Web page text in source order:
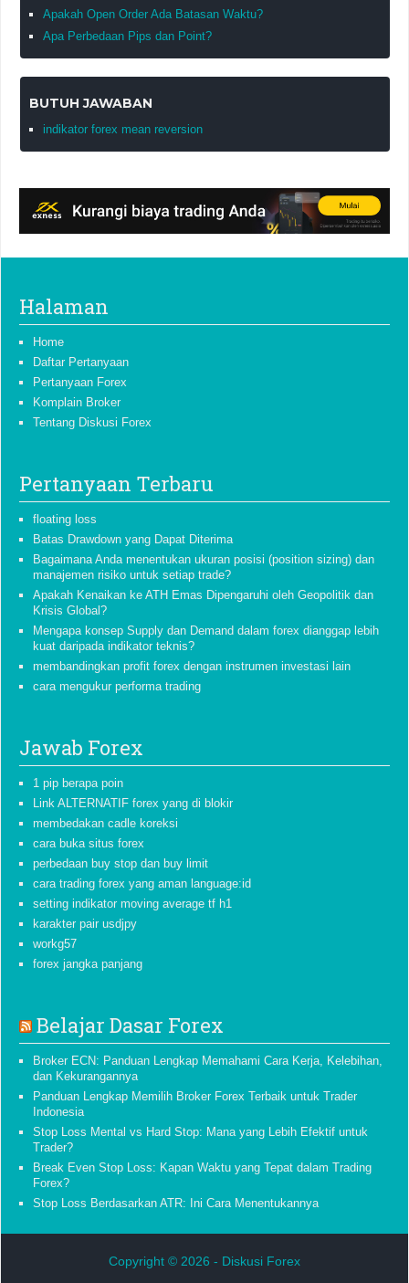
Apakah Open Order Ada Batasan Waktu?
Apa Perbedaan Pips dan Point?
BUTUH JAWABAN
indikator forex mean reversion
Halaman
Home
Daftar Pertanyaan
Pertanyaan Forex
Komplain Broker
Tentang Diskusi Forex
Pertanyaan Terbaru
floating loss
Batas Drawdown yang Dapat Diterima
Bagaimana Anda menentukan ukuran posisi (position sizing) dan
manajemen risiko untuk setiap trade?
Apakah Kenaikan ke ATH Emas Dipengaruhi oleh Geopolitik dan
Krisis Global?
Mengapa konsep Supply dan Demand dalam forex dianggap lebih
kuat daripada indikator teknis?
membandingkan profit forex dengan instrumen investasi lain
cara mengukur performa trading
Jawab Forex
1 pip berapa poin
Link ALTERNATIF forex yang di blokir
membedakan cadle koreksi
cara buka situs forex
perbedaan buy stop dan buy limit
cara trading forex yang aman language:id
setting indikator moving average tf h1
karakter pair usdjpy
workg57
forex jangka panjang
Belajar Dasar Forex
Broker ECN: Panduan Lengkap Memahami Cara Kerja, Kelebihan,
dan Kekurangannya
Panduan Lengkap Memilih Broker Forex Terbaik untuk Trader
Indonesia
Stop Loss Mental vs Hard Stop: Mana yang Lebih Efektif untuk
Trader?
Break Even Stop Loss: Kapan Waktu yang Tepat dalam Trading
Forex?
Stop Loss Berdasarkan ATR: Ini Cara Menentukannya
Copyright © 2026 - Diskusi Forex